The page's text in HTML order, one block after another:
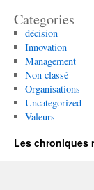
Categories
décision
Innovation
Management
Non classé
Organisations
Uncategorized
Valeurs
Les chroniques